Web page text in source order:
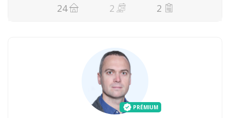
24 2 2
PRÉMIUM